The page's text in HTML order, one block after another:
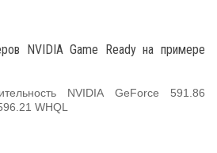
NVIDIA Game Ready на примере
NVIDIA GeForce 591.86
WHQL